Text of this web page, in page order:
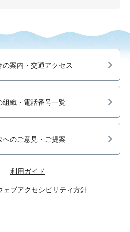
の案内・交通アクセス
組織・電話番号一覧
へのご意見・ご提案
利用ガイド
ェブアクセシビリティ方針